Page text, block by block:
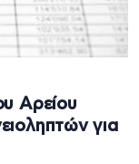
Αρείου
για